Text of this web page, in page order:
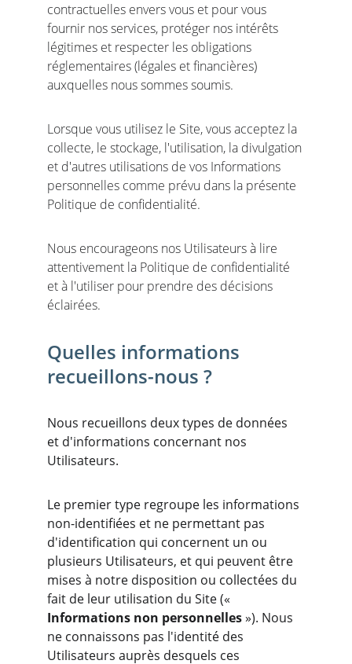
contractuelles envers vous et pour vous
fournir nos services, protéger nos intérêts
légitimes et respecter les obligations
réglementaires (légales et financières)
auxquelles nous sommes soumis.
Lorsque vous utilisez le Site, vous acceptez la
collecte, le stockage, l'utilisation, la divulgation
et d'autres utilisations de vos Informations
personnelles comme prévu dans la présente
Politique de confidentialité.
Nous encourageons nos Utilisateurs à lire
attentivement la Politique de confidentialité
et à l'utiliser pour prendre des décisions
éclairées.
Quelles informations
recueillons-nous ?
Nous recueillons deux types de données
et d'informations concernant nos
Utilisateurs.
Le premier type regroupe les informations
non-identifiées et ne permettant pas
d'identification qui concernent un ou
plusieurs Utilisateurs, et qui peuvent être
mises à notre disposition ou collectées du
fait de leur utilisation du Site («
Informations non personnelles »). Nous
ne connaissons pas l'identité des
Utilisateurs auprès desquels ces